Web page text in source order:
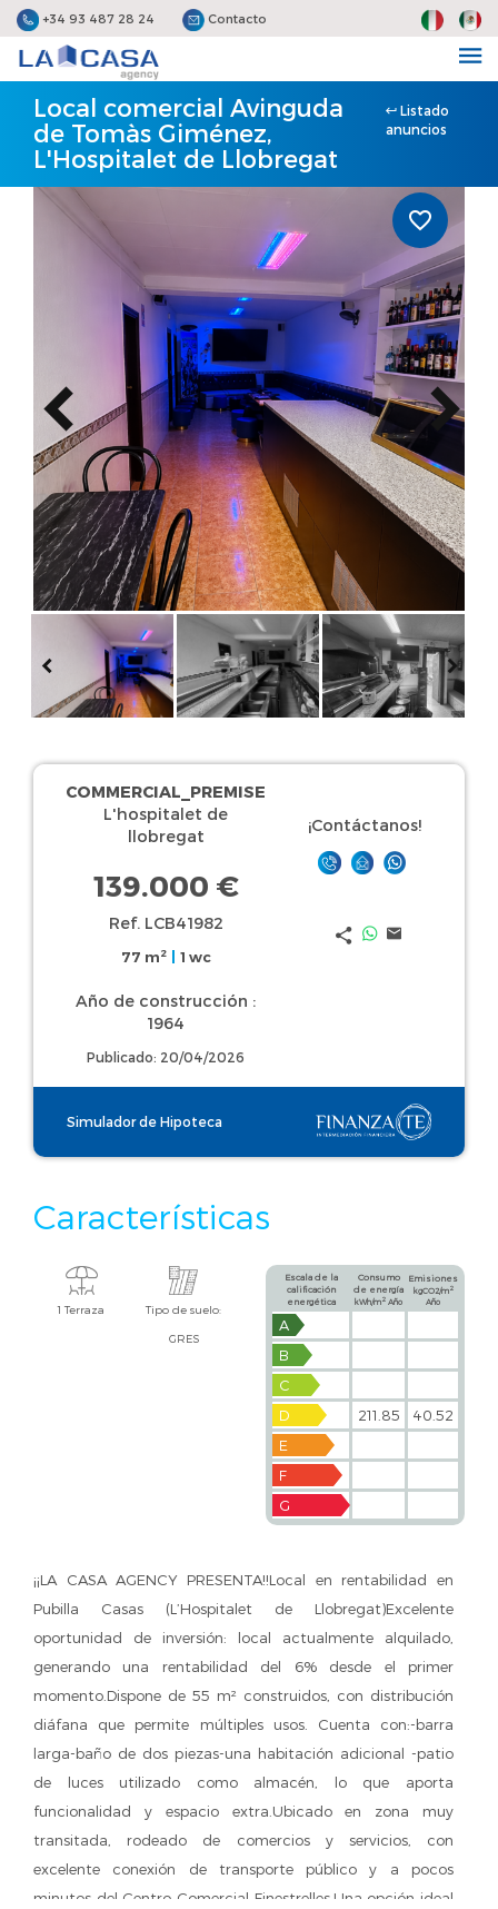
+34 93 487 28 24 Contacto
Local comercial Avinguda
de Tomàs Giménez,
L'Hospitalet de Llobregat
Listado
anuncios
COMMERCIAL_PREMISE
L'hospitalet de
llobregat
139.000 €
Ref. LCB41982
77 m2 1 wc
Año de construcción :
1964
Publicado: 20/04/2026
¡Contáctanos!
Simulador de Hipoteca
Características
1 Terraza Tipo de suelo:
GRES
Escala de la
calificación
energética
Consumo
de energía
kWh/m2 Año
Emisiones
kgCO2/m 2
Año
A
B
C
D
211.85
40.52
E
F
G
¡¡LA CASA AGENCY PRESENTA!!Local en rentabilidad en
Pubilla Casas (L’Hospitalet de Llobregat)Excelente
oportunidad de inversión: local actualmente alquilado,
generando una rentabilidad del 6% desde el primer
momento.Dispone de 55 m² construidos, con distribución
diáfana que permite múltiples usos. Cuenta con:-barra
larga-baño de dos piezas-una habitación adicional -patio
de luces utilizado como almacén, lo que aporta
funcionalidad y espacio extra.Ubicado en zona muy
transitada, rodeado de comercios y servicios, con
excelente conexión de transporte público y a pocos
minutos del Centro Comercial Finestrelles.Una opción ideal